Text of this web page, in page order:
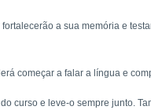
a sua memória e
começar a falar a língua e
curso e leve-o sempre junto.